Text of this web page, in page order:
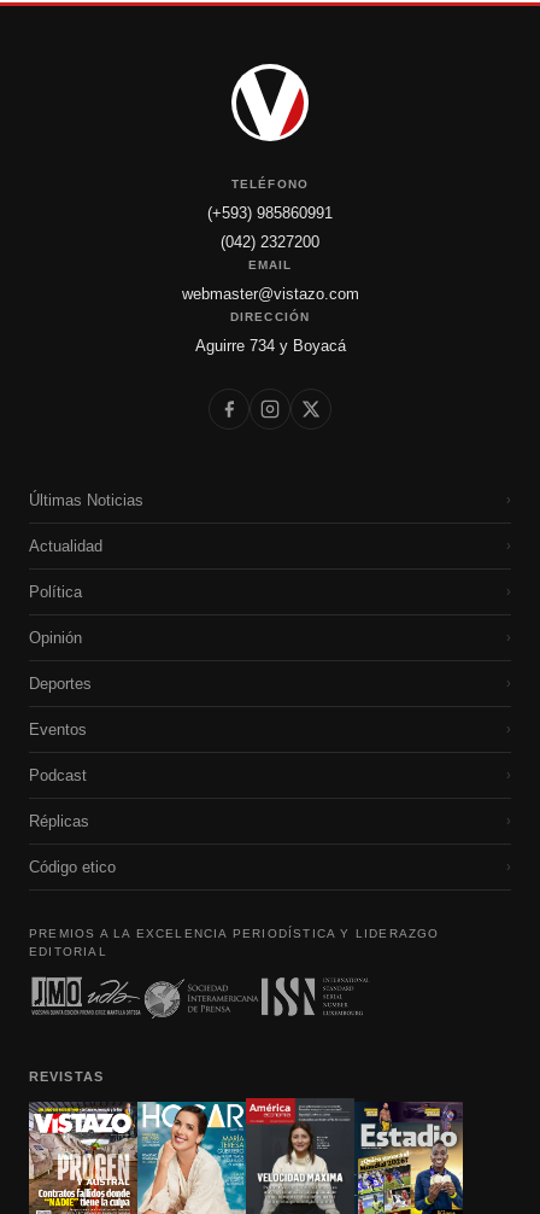
TELÉFONO
(+593) 985860991
(042) 2327200
EMAIL
webmaster@vistazo.com
DIRECCIÓN
Aguirre 734 y Boyacá
Últimas Noticias ›
Actualidad ›
Política ›
Opinión ›
Deportes ›
Eventos ›
Podcast ›
Réplicas ›
Código etico ›
PREMIOS A LA EXCELENCIA PERIODÍSTICA Y LIDERAZGO
EDITORIAL
REVISTAS